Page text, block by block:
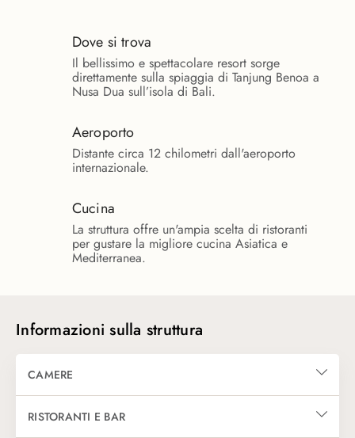
Dove si trova
Il bellissimo e spettacolare resort sorge
direttamente sulla spiaggia di Tanjung Benoa a
Nusa Dua sull’isola di Bali.
Aeroporto
Distante circa 12 chilometri dall'aeroporto
internazionale.
Cucina
La struttura offre un'ampia scelta di ristoranti
per gustare la migliore cucina Asiatica e
Mediterranea.
Informazioni sulla struttura
CAMERE
Le camere sono spaziose e recentemente rinnovate e si
RISTORANTI E BAR